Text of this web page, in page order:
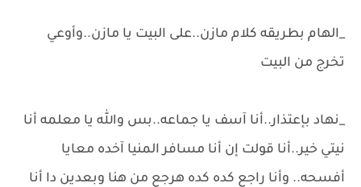
_الهام بطريقه كلام مازن..على البيت يا مازن..وأوعي
تخرج من البيت
_نهاد بإعتذار..أنا آسف يا جماعه..بس والله يا معلمه أنا
نيتي خير..أنا قولت إن أنا مسافر المنيا آخده معايا
أفسحه.. وأنا راجع كده كده هرجع من هنا وبعدين دا أنا